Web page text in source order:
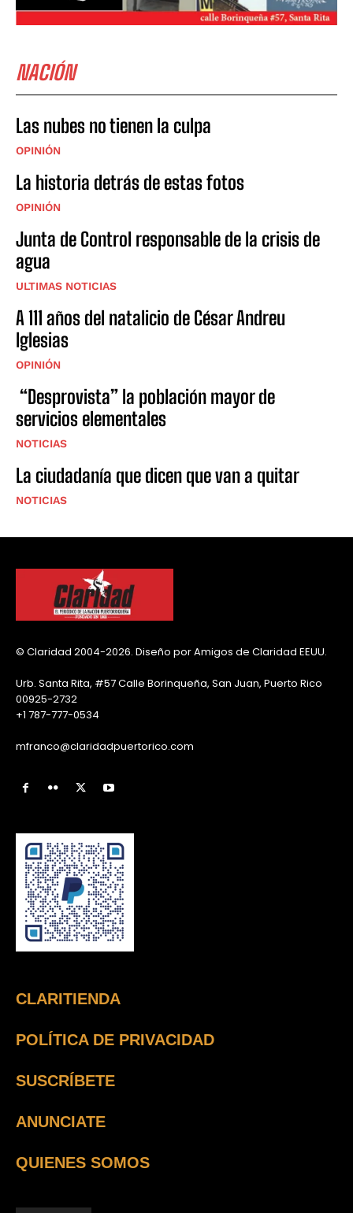
NACIÓN
Las nubes no tienen la culpa
OPINIÓN
La historia detrás de estas fotos
OPINIÓN
Junta de Control responsable de la crisis de
agua
ULTIMAS NOTICIAS
A 111 años del natalicio de César Andreu
Iglesias
OPINIÓN
“Desprovista” la población mayor de
servicios elementales
NOTICIAS
La ciudadanía que dicen que van a quitar
NOTICIAS
© Claridad 2004-2026. Diseño por Amigos de Claridad EEUU.
Urb. Santa Rita, #57 Calle Borinqueña, San Juan, Puerto Rico
00925-2732
+1 787-777-0534
mfranco@claridadpuertorico.com
CLARITIENDA
POLÍTICA DE PRIVACIDAD
SUSCRÍBETE
ANUNCIATE
QUIENES SOMOS